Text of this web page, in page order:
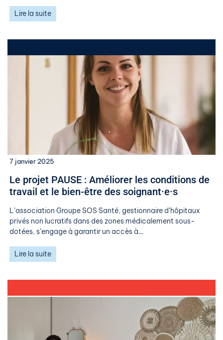
Lire la suite
7 janvier 2025
Le projet PAUSE : Améliorer les conditions de
travail et le bien-être des soignant·e·s
L’association Groupe SOS Santé, gestionnaire d’hôpitaux
privés non lucratifs dans des zones médicalement sous-
dotées, s’engage à garantir un accès à…
Lire la suite